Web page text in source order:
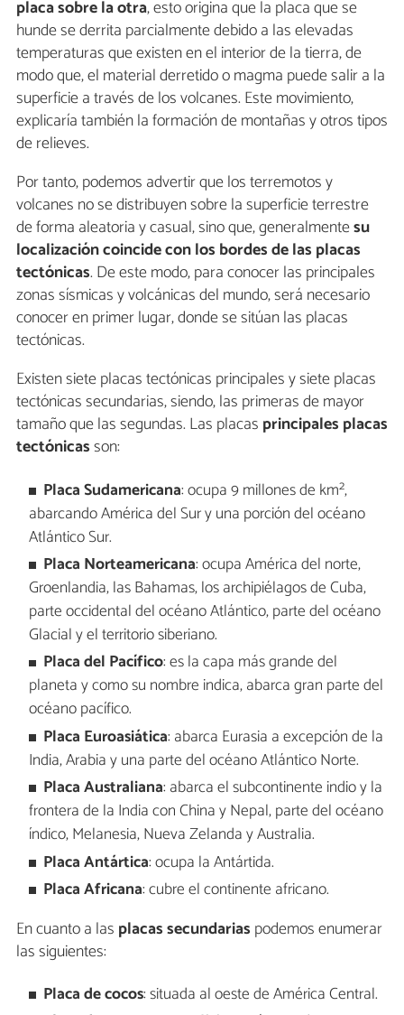
placa sobre la otra, esto origina que la placa que se
hunde se derrita parcialmente debido a las elevadas
temperaturas que existen en el interior de la tierra, de
modo que, el material derretido o magma puede salir a la
superficie a través de los volcanes. Este movimiento,
explicaría también la formación de montañas y otros tipos
de relieves.
Por tanto, podemos advertir que los terremotos y
volcanes no se distribuyen sobre la superficie terrestre
de forma aleatoria y casual, sino que, generalmentesu
localización coincide con los bordes de las placas
tectónicas. De este modo, para conocer las principales
zonas sísmicas y volcánicas del mundo, será necesario
conocer en primer lugar, donde se sitúan las placas
tectónicas.
Existen siete placas tectónicas principales y siete placas
tectónicas secundarias, siendo, las primeras de mayor
tamaño que las segundas. Las placas principales placas
tectónicasson:
Placa Sudamericana: ocupa 9 millones de km²,
abarcando América del Sur y una porción del océano
Atlántico Sur.
Placa Norteamericana: ocupa América del norte,
Groenlandia, las Bahamas, los archipiélagos de Cuba,
parte occidental del océano Atlántico, parte del océano
Glacial y el territorio siberiano.
Placa del Pacífico: es la capa más grande del
planeta y como su nombre indica, abarca gran parte del
océano pacífico.
Placa Euroasiática: abarca Eurasia a excepción de la
India, Arabia y una parte del océano Atlántico Norte.
Placa Australiana: abarca el subcontinente indio y la
frontera de la India con China y Nepal, parte del océano
índico, Melanesia, Nueva Zelanda y Australia.
Placa Antártica: ocupa la Antártida.
Placa Africana: cubre el continente africano.
En cuanto a las placas secundarias podemos enumerar
las siguientes:
Placa de cocos: situada al oeste de América Central.